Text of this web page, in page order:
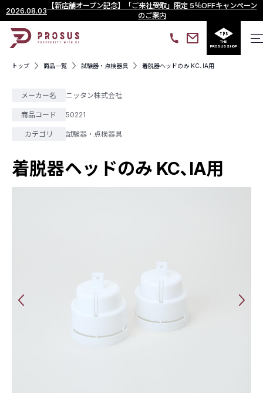
2026.08.03
【新店舗オープン記念】「ご来社受取」限定 5％OFFキャンペーン
のご案内
THE
PROSUS SHOP
トップ 商品一覧 試験器・点検器具 着脱器ヘッドのみ KC､IA用
メーカー名 ニッタン株式会社
商品コード 50221
カテゴリ 試験器・点検器具
着脱器ヘッドのみ KC､IA用